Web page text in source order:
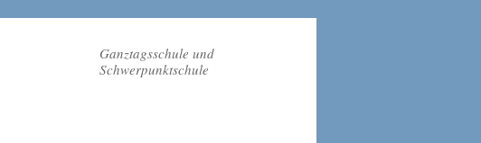
Ganztagsschule und
Schwerpunktschule